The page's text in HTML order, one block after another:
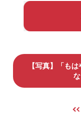
【写真】「も